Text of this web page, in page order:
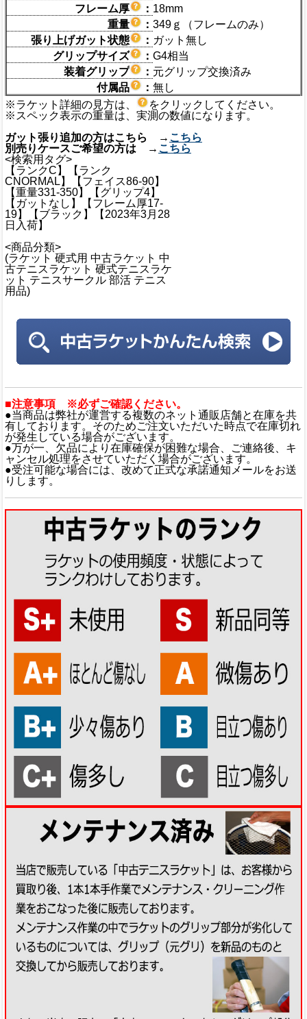
フレーム厚
： 18mm
重量
： 349ｇ（フレームのみ）
張り上げガット状態
： ガット無し
グリップサイズ
： G4相当
装着グリップ
： 元グリップ交換済み
付属品
： 無し
※ラケット詳細の見方は、
をクリックしてください。
※スペック表示の重量は、実測の数値になります。
ガット張り追加の方はこちら → こちら
別売りケースご希望の方は → こちら
<検索用タグ>
【ランクC】【ランク
CNORMAL】【フェイス86-90】
【重量331-350】【グリップ4】
【ガットなし】【フレーム厚17-
19】【ブラック】【2023年3月28
日入荷】
<商品分類>
(ラケット 硬式用 中古ラケット 中
古テニスラケット 硬式テニスラケ
ット テニスサークル 部活 テニス
用品)
■注意事項 ※必ずご確認ください。
●当商品は弊社が運営する複数のネット通販店舗と在庫を共
有しております。そのためご注文いただいた時点で在庫切れ
が発生している場合がございます。
●万が一、欠品により在庫確保が困難な場合、ご連絡後、キ
ャンセル処理をさせていただく場合がございます。
●受注可能な場合には、改めて正式な承諾通知メールをお送
りします。